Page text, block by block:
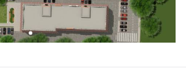
бесшумные
лифты без машинного